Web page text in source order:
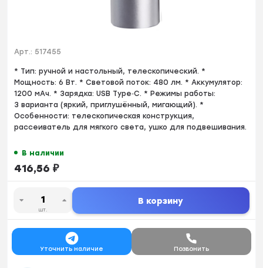
Арт.: 517455
* Тип: ручной и настольный, телескопический. *
Мощность: 6 Вт. * Световой поток: 480 лм. * Аккумулятор:
1200 мАч. * Зарядка: USB Type‑C. * Режимы работы:
3 варианта (яркий, приглушённый, мигающий). *
Особенности: телескопическая конструкция,
рассеиватель для мягкого света, ушко для подвешивания.
В наличии
416,56 ₽
шт.
В корзину
Уточнить наличие Позвонить